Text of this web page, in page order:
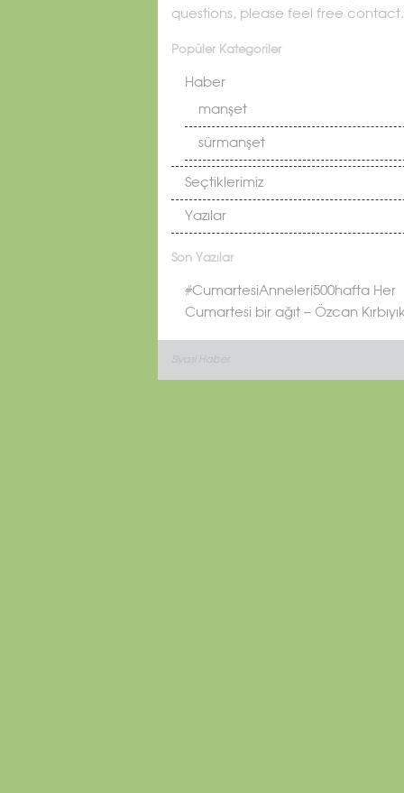
questions, please feel free contact.
Popüler Kategoriler
Haber
manşet
sürmanşet
Seçtiklerimiz
Yazılar
Son Yazılar
#CumartesiAnneleri500hafta Her
Cumartesi bir ağıt – Özcan
Siyasi Haber